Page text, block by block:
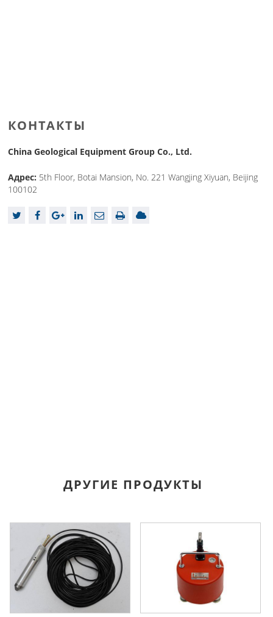
КОНТАКТЫ
China Geological Equipment Group Co., Ltd.
Адрес: 5th Floor, Botai Mansion, No. 221 Wangjing Xiyuan, Beijing
100102
ДРУГИЕ ПРОДУКТЫ